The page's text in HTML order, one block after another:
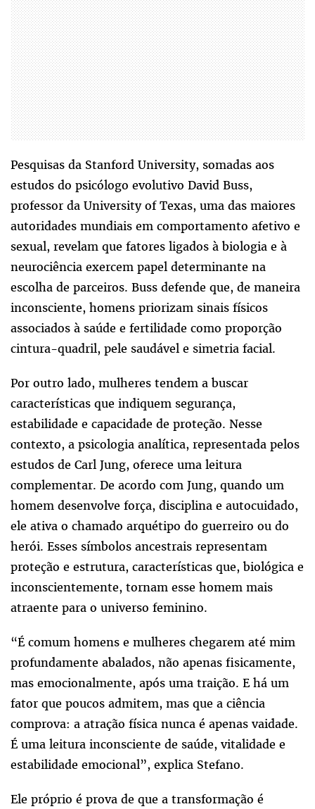
Pesquisas da Stanford University, somadas aos
estudos do psicólogo evolutivo David Buss,
professor da University of Texas, uma das maiores
autoridades mundiais em comportamento afetivo e
sexual, revelam que fatores ligados à biologia e à
neurociência exercem papel determinante na
escolha de parceiros. Buss defende que, de maneira
inconsciente, homens priorizam sinais físicos
associados à saúde e fertilidade como proporção
cintura-quadril, pele saudável e simetria facial.
Por outro lado, mulheres tendem a buscar
características que indiquem segurança,
estabilidade e capacidade de proteção. Nesse
contexto, a psicologia analítica, representada pelos
estudos de Carl Jung, oferece uma leitura
complementar. De acordo com Jung, quando um
homem desenvolve força, disciplina e autocuidado,
ele ativa o chamado arquétipo do guerreiro ou do
herói. Esses símbolos ancestrais representam
proteção e estrutura, características que, biológica e
inconscientemente, tornam esse homem mais
atraente para o universo feminino.
“É comum homens e mulheres chegarem até mim
profundamente abalados, não apenas fisicamente,
mas emocionalmente, após uma traição. E há um
fator que poucos admitem, mas que a ciência
comprova: a atração física nunca é apenas vaidade.
É uma leitura inconsciente de saúde, vitalidade e
estabilidade emocional”, explica Stefano.
Ele próprio é prova de que a transformação é